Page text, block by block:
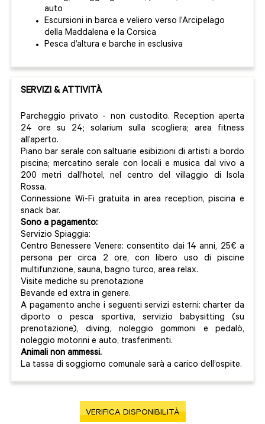
auto
Escursioni in barca e veliero verso l’Arcipelago
della Maddalena e la Corsica
Pesca d’altura e barche in esclusiva
SERVIZI & ATTIVITÀ
Parcheggio privato - non custodito. Reception aperta
24 ore su 24; solarium sulla scogliera; area fitness
all’aperto.
Piano bar serale con saltuarie esibizioni di artisti a bordo
piscina; mercatino serale con locali e musica dal vivo a
200 metri dall'hotel, nel centro del villaggio di Isola
Rossa.
Connessione Wi-Fi gratuita in area reception, piscina e
snack bar.
Sono a pagamento:
Servizio Spiaggia:
Centro Benessere Venere: consentito dai 14 anni, 25€ a
persona per circa 2 ore, con libero uso di piscine
multifunzione, sauna, bagno turco, area relax.
Visite mediche su prenotazione
Bevande ed extra in genere.
A pagamento anche i seguenti servizi esterni: charter da
diporto o pesca sportiva, servizio babysitting (su
prenotazione), diving, noleggio gommoni e pedalò,
noleggio motorini e auto, trasferimenti.
Animali non ammessi.
La tassa di soggiorno comunale sarà a carico dell’ospite.
VERIFICA DISPONIBILITÀ